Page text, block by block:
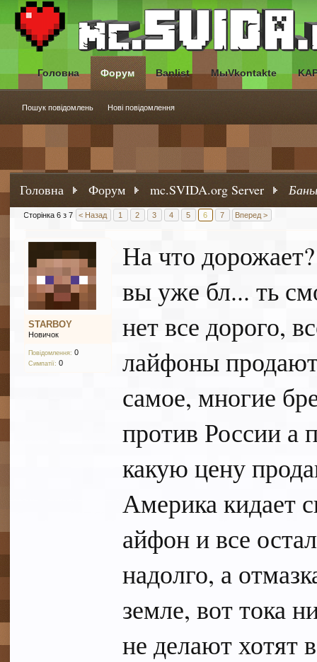
Головна Форум mc.SVIDA.org Server
Сторінка 6 з 7 < Назад 1 2 3 4 5 6 7 Вперед >
STARBOY
Новичок
Повідомлення: 0
Симпатії: 0
На что
вы уже бл... ть
нет все дорого,
лайфоны
самое, многие
против России а
какую цену
Америка кидает
айфон и все
надолго, а
земле, вот тока
не делают хотят
Головна Форум
Пошук повідомлень Нові повідомлення
Banlist МыVkontakte